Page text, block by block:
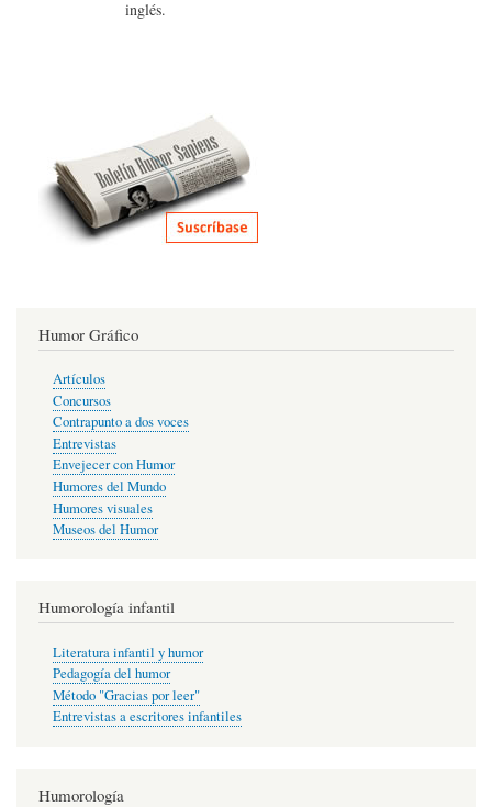
inglés.
Humor Gráfico
Artículos
Concursos
Contrapunto a dos voces
Entrevistas
Envejecer con Humor
Humores del Mundo
Humores visuales
Museos del Humor
Humorología infantil
Literatura infantil y humor
Pedagogía del humor
Método "Gracias por leer"
Entrevistas a escritores infantiles
Humorología